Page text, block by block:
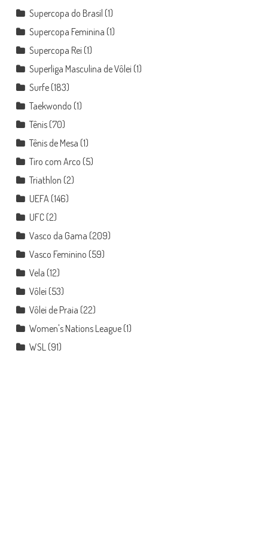
Supercopa do Brasil (1)
Supercopa Feminina (1)
Supercopa Rei (1)
Superliga Masculina de Vôlei (1)
Surfe(183)
Taekwondo (1)
Tênis(70)
Tênis de Mesa (1)
Tiro com Arco (5)
Triathlon (2)
UEFA (146)
UFC(2)
Vasco da Gama (209)
Vasco Feminino (59)
Vela (12)
Vôlei (53)
Vôlei de Praia (22)
Women's Nations League(1)
WSL (91)